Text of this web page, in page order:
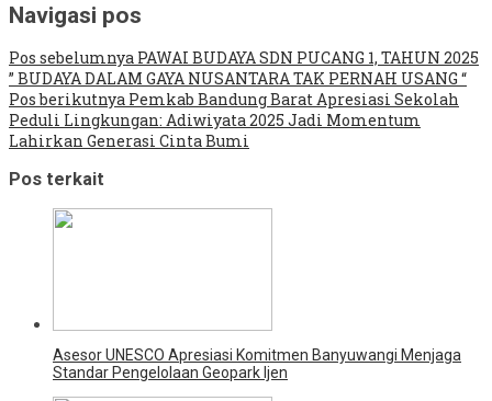
Navigasi pos
Pos sebelumnya PAWAI BUDAYA SDN PUCANG 1, TAHUN 2025
” BUDAYA DALAM GAYA NUSANTARA TAK PERNAH USANG “
Pos berikutnya Pemkab Bandung Barat Apresiasi Sekolah
Peduli Lingkungan: Adiwiyata 2025 Jadi Momentum
Lahirkan Generasi Cinta Bumi
Pos terkait
Asesor UNESCO Apresiasi Komitmen Banyuwangi Menjaga
Standar Pengelolaan Geopark Ijen